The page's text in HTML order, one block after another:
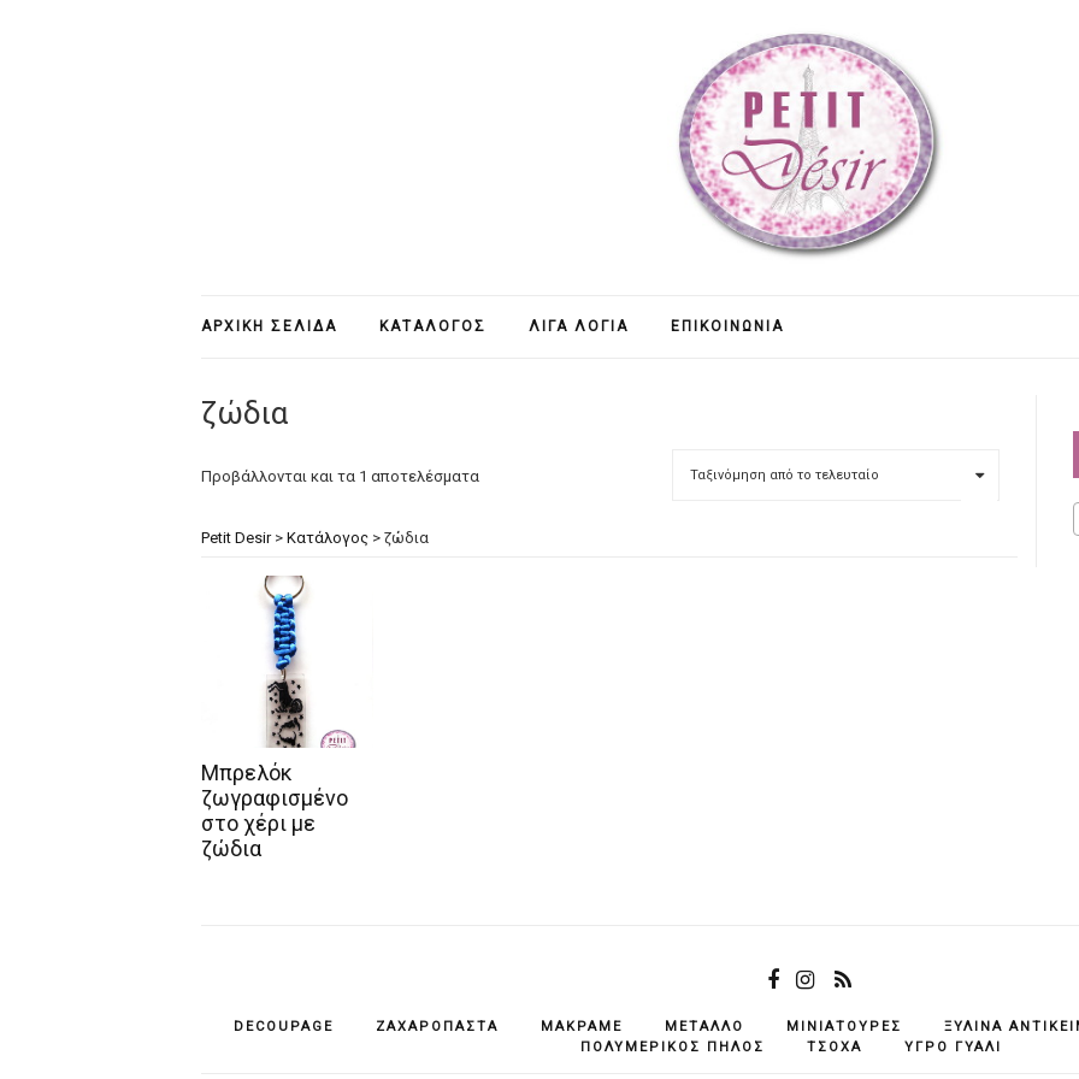
ΑΡΧΙΚΉ ΣΕΛΊΔΑ ΚΑΤΆΛΟΓΟΣ ΛΊΓΑ ΛΌΓΙΑ ΕΠΙΚΟΙΝΩΝΊΑ
ζώδια
Προβάλλονται και τα 1 αποτελέσματα
Petit Desir> Κατάλογος > ζώδια
Μπρελόκ
ζωγραφισμένο
στο χέρι με
ζώδια
DECOUPAGE ΖΑΧΑΡΌΠΑΣΤΑ ΜΑΚΡΑΜΈ ΜΈΤΑΛΛΟ ΜΙΝΙΑΤΟΎΡΕΣ ΞΎΛΙΝΑ
ΠΟΛΥΜΕΡΙΚΌΣ ΠΗΛΌΣ
ΤΣΌΧΑ ΥΓΡΌ ΓΥΑΛΊ